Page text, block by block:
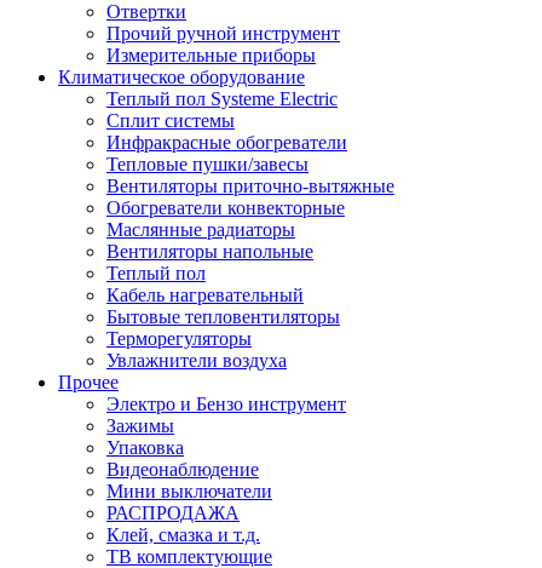
Отвертки
Прочий ручной инструмент
Измерительные приборы
Климатическое оборудование
Теплый пол Systeme Electric
Сплит системы
Инфракрасные обогреватели
Тепловые пушки/завесы
Вентиляторы приточно-вытяжные
Обогреватели конвекторные
Маслянные радиаторы
Вентиляторы напольные
Теплый пол
Кабель нагревательный
Бытовые тепловентиляторы
Терморегуляторы
Увлажнители воздуха
Прочее
Электро и Бензо инструмент
Зажимы
Упаковка
Видеонаблюдение
Мини выключатели
РАСПРОДАЖА
Клей, смазка и т.д.
ТВ комплектующие